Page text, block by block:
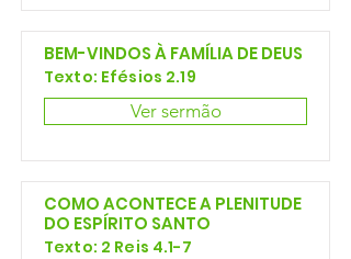
BEM-VINDOS À FAMÍLIA DE DEUS
Texto: Efésios 2.19
Ver sermão
COMO ACONTECE A PLENITUDE
DO ESPÍRITO SANTO
Texto: 2 Reis 4.1-7